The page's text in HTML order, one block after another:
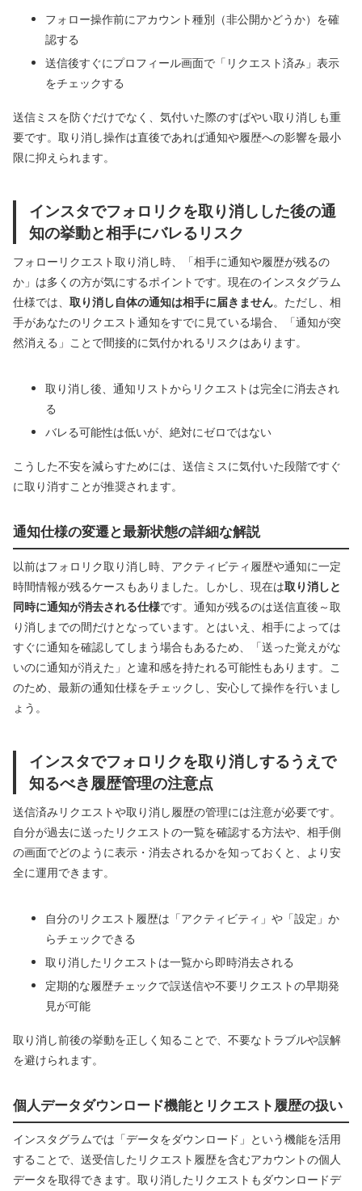
フォロー操作前にアカウント種別（非公開かどうか）を確
認する
送信後すぐにプロフィール画面で「リクエスト済み」表示
をチェックする
送信ミスを防ぐだけでなく、気付いた際のすばやい取り消しも重
要です。取り消し操作は直後であれば通知や履歴への影響を最小
限に抑えられます。
インスタでフォロリクを取り消しした後の通
知の挙動と相手にバレるリスク
フォローリクエスト取り消し時、「相手に通知や履歴が残るの
か」は多くの方が気にするポイントです。現在のインスタグラム
仕様では、 取り消し自体の通知は相手に届きません。ただし、相
手があなたのリクエスト通知をすでに見ている場合、「通知が突
然消える」ことで間接的に気付かれるリスクはあります。
取り消し後、通知リストからリクエストは完全に消去され
る
バレる可能性は低いが、絶対にゼロではない
こうした不安を減らすためには、送信ミスに気付いた段階ですぐ
に取り消すことが推奨されます。
通知仕様の変遷と最新状態の詳細な解説
以前はフォロリク取り消し時、アクティビティ履歴や通知に一定
時間情報が残るケースもありました。しかし、現在は取り消しと
同時に通知が消去される仕様です。通知が残るのは送信直後～取
り消しまでの間だけとなっています。とはいえ、相手によっては
すぐに通知を確認してしまう場合もあるため、「送った覚えがな
いのに通知が消えた」と違和感を持たれる可能性もあります。こ
のため、最新の通知仕様をチェックし、安心して操作を行いまし
ょう。
インスタでフォロリクを取り消しするうえで
知るべき履歴管理の注意点
送信済みリクエストや取り消し履歴の管理には注意が必要です。
自分が過去に送ったリクエストの一覧を確認する方法や、相手側
の画面でどのように表示・消去されるかを知っておくと、より安
全に運用できます。
自分のリクエスト履歴は「アクティビティ」や「設定」か
らチェックできる
取り消したリクエストは一覧から即時消去される
定期的な履歴チェックで誤送信や不要リクエストの早期発
見が可能
取り消し前後の挙動を正しく知ることで、不要なトラブルや誤解
を避けられます。
個人データダウンロード機能とリクエスト履歴の扱い
インスタグラムでは「データをダウンロード」という機能を活用
することで、送受信したリクエスト履歴を含むアカウントの個人
データを取得できます。取り消したリクエストもダウンロードデ